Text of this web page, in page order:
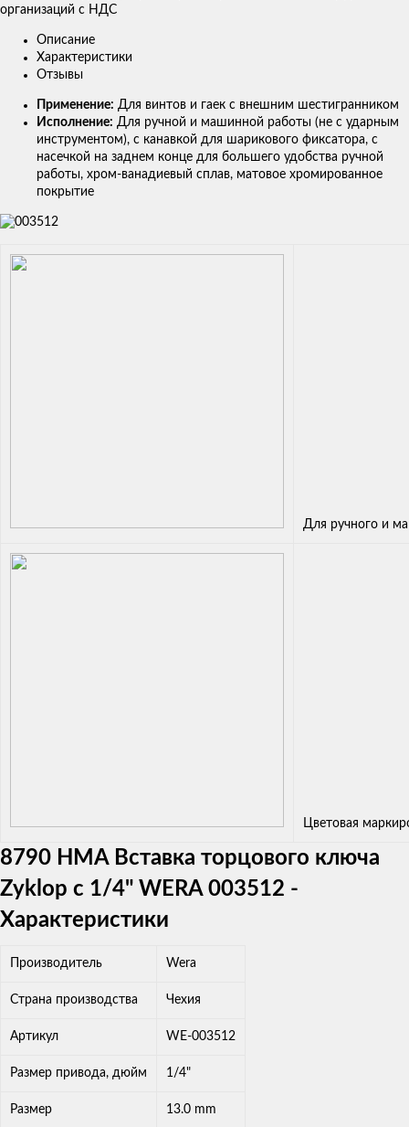
организаций с НДС
Описание
Характеристики
Отзывы
Применение: Для винтов и гаек с внешним шестигранником
Исполнение: Для ручной и машинной работы (не с ударным
инструментом), с канавкой для шарикового фиксатора, с
насечкой на заднем конце для большего удобства ручной
работы, хром-ванадиевый сплав, матовое хромированное
покрытие
Для ручного и
Цветовая
8790 HMA Вставка торцового ключа
Zyklop с 1/4" WERA 003512 -
Характеристики
Производитель Wera
Страна производства Чехия
Артикул WE-003512
Размер привода, дюйм 1/4"
Размер 13.0 mm